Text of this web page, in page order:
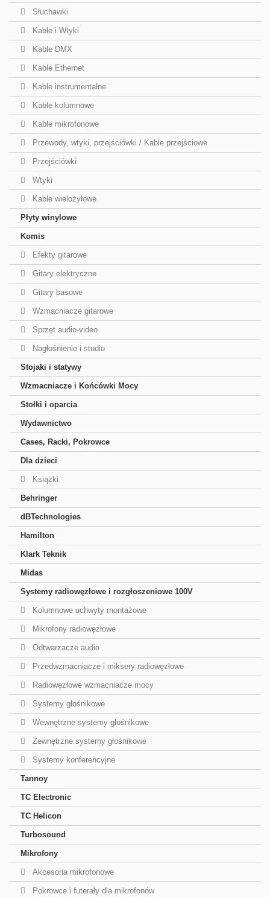
Słuchawki
Kable i Wtyki
Kable DMX
Kable Ethernet
Kable instrumentalne
Kable kolumnowe
Kable mikrofonowe
Przewody, wtyki, przejściówki / Kable przejściowe
Przejściówki
Wtyki
Kable wielożyłowe
Płyty winylowe
Komis
Efekty gitarowe
Gitary elektryczne
Gitary basowe
Wzmacniacze gitarowe
Sprzęt audio-video
Nagłośnienie i studio
Stojaki i statywy
Wzmacniacze i Końcówki Mocy
Stołki i oparcia
Wydawnictwo
Cases, Racki, Pokrowce
Dla dzieci
Książki
Behringer
dBTechnologies
Hamilton
Klark Teknik
Midas
Systemy radiowęzłowe i rozgłoszeniowe 100V
Kolumnowe uchwyty montażowe
Mikrofony radiowęzłowe
Odtwarzacze audio
Przedwzmacniacze i miksery radiowęzłowe
Radiowęzłowe wzmacniacze mocy
Systemy głośnikowe
Wewnętrzne systemy głośnikowe
Zewnętrzne systemy głośnikowe
Systemy konferencyjne
Tannoy
TC Electronic
TC Helicon
Turbosound
Mikrofony
Akcesoria mikrofonowe
Pokrowce i futerały dla mikrofonów